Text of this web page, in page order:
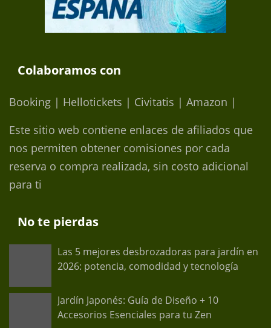
Colaboramos con
Booking | Hellotickets | Civitatis | Amazon |
Este sitio web contiene enlaces de afiliados que
nos permiten obtener comisiones por cada
reserva o compra realizada, sin costo adicional
para ti
No te pierdas
Las 5 mejores desbrozadoras para jardín en
2026: potencia, comodidad y tecnología
Jardín Japonés: Guía de Diseño + 10
Accesorios Esenciales para tu Zen